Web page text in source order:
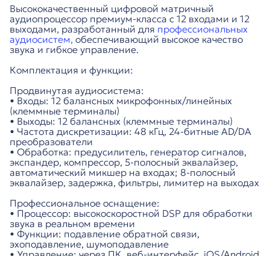
Высококачественный цифровой матричный
аудиопроцессор премиум-класса с 12 входами и 12
выходами, разработанный для профессиональных
аудиосистем, обеспечивающий высокое качество
звука и гибкое управление.
Комплектация и функции:
Продвинутая аудиосистема:
• Входы: 12 балансных микрофонных/линейных
(клеммные терминалы)
• Выходы: 12 балансных (клеммные терминалы)
• Частота дискретизации: 48 кГц, 24-битные AD/DA
преобразователи
• Обработка: предусилитель, генератор сигналов,
экспандер, компрессор, 5-полосный эквалайзер,
автоматический микшер на входах; 8-полосный
эквалайзер, задержка, фильтры, лимитер на выходах
Профессиональное оснащение:
• Процессор: высокоскоростной DSP для обработки
звука в реальном времени
• Функции: подавление обратной связи,
эхоподавление, шумоподавление